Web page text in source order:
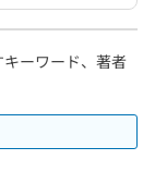
ーワード、著者